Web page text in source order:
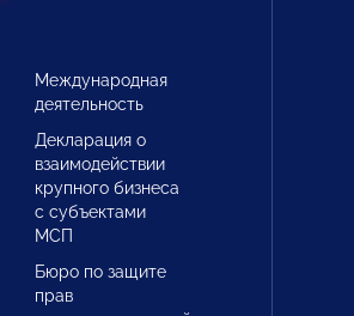
Международная
деятельность
Декларация о
взаимодействии
крупного бизнеса
с субъектами
МСП
Бюро по защите
прав